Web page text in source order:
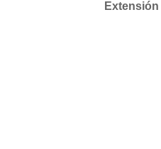
Extensión